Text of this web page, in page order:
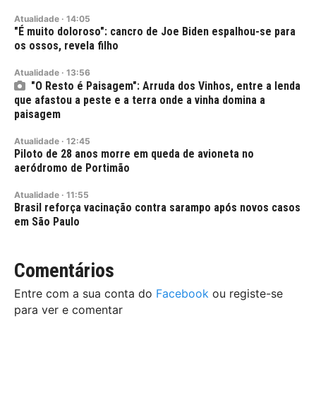
Atualidade · 14:05
"É muito doloroso": cancro de Joe Biden espalhou-se para
os ossos, revela filho
Atualidade · 13:56
"O Resto é Paisagem": Arruda dos Vinhos, entre a lenda
que afastou a peste e a terra onde a vinha domina a
paisagem
Atualidade · 12:45
Piloto de 28 anos morre em queda de avioneta no
aeródromo de Portimão
Atualidade · 11:55
Brasil reforça vacinação contra sarampo após novos casos
em São Paulo
Comentários
Entre com a sua conta do Facebook ou registe-se
para ver e comentar